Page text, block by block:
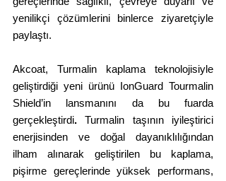
yenilikçi çözümlerini binlerce ziyaretçiyle
paylaştı.
Akcoat,
Turmalin kaplama teknolojisiyle
geliştirdiği yeni ürünü IonGuard Tourmalin
Shield’in lansmanını da bu fuarda
gerçekleştirdi. Turmalin taşının iyileştirici
enerjisinden ve doğal dayanıklılığından
ilham alınarak geliştirilen bu kaplama,
pişirme gereçlerinde yüksek performans,